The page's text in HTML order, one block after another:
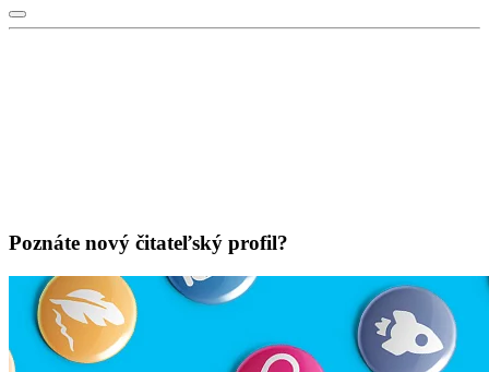
Poznáte nový čitateľský profil?